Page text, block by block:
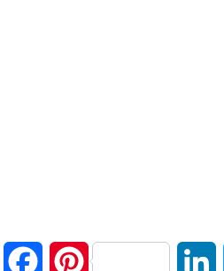
FacebookPinterest